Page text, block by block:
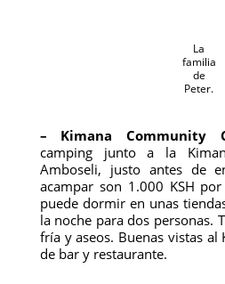
La
familia
de
Peter.
– Kimana Community
camping junto a la
Amboseli, justo antes de
acampar son 1.000 KSH
puede dormir en unas
la noche para dos personas.
fría y aseos. Buenas vistas
de bar y restaurante.